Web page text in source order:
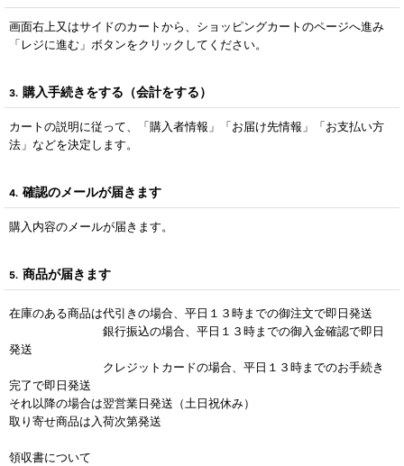
画面右上又はサイドのカートから、ショッピングカートのページへ進み
「レジに進む」ボタンをクリックしてください。
3. 購入手続きをする（会計をする）
カートの説明に従って、「購入者情報」「お届け先情報」「お支払い方
法」などを決定します。
4. 確認のメールが届きます
購入内容のメールが届きます。
5. 商品が届きます
在庫のある商品は代引きの場合、平日１３時までの御注文で即日発送
銀行振込の場合、平日１３時までの御入金確認で即日
発送
クレジットカードの場合、平日１３時までのお手続き
完了で即日発送
それ以降の場合は翌営業日発送（土日祝休み）
取り寄せ商品は入荷次第発送
領収書について